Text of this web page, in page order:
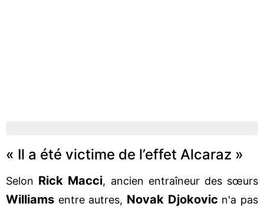
« Il a été victime de l’effet Alcaraz »
Selon Rick Macci, ancien entraîneur des sœurs
Williams entre autres, Novak Djokovic n'a pas